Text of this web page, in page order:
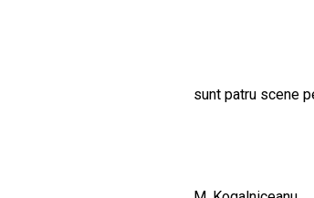
sunt patru scene